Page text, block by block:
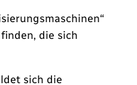
die sich
sich die